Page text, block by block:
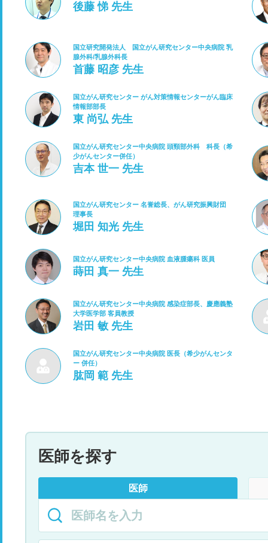
後藤 悌 先生
国立研究開発法人 国立がん研究センター中央病院 乳
腺外科/乳腺外科長
首藤 昭彦 先生
国立がん研究センター がん対策情報センターがん臨床
情報部部長
東 尚弘 先生
国立がん研究センター中央病院 頭頸部外科 科長（希
少がんセンター併任）
吉本 世一 先生
国立がん研究センター 名誉総長、がん研究振興財団
理事長
堀田 知光 先生
国立がん研究センター中央病院 血液腫瘍科 医員
蒔田 真一 先生
国立がん研究センター中央病院 感染症部長、慶應義塾
大学医学部 客員教授
岩田 敏 先生
国立がん研究センター中央病院 医長（希少がんセンタ
ー 併任）
肱岡 範 先生
医師を探す
医師